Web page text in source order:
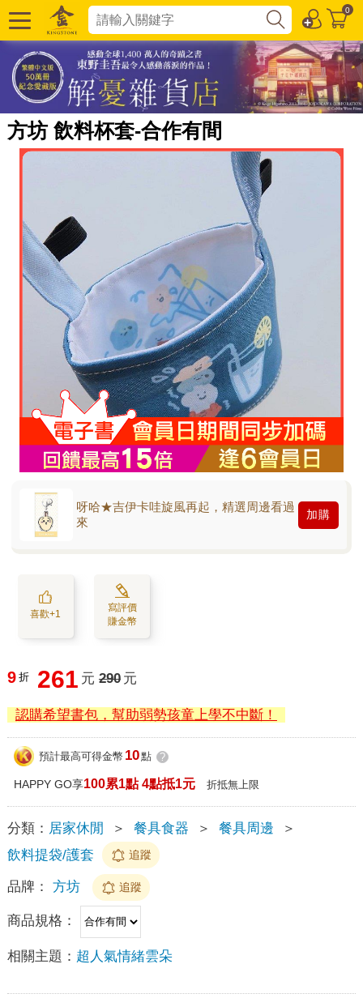
0
方坊 飲料杯套-合作有間
呀哈★吉伊卡哇旋風再起，精選周邊看過
來
加購
喜歡+1
寫評價
賺金幣
9 折 261 元 290 元
認購希望書包，幫助弱勢孩童上學不中斷！
預計最高可得金幣 10點 ?
HAPPY GO享100累1點 4點抵1元 折抵無上限
分類： 居家休閒 ＞ 餐具食器 ＞ 餐具周邊
＞
飲料提袋/護套
追蹤
品牌： 方坊 追蹤
商品規格：
相關主題： 超人氣情緒雲朵